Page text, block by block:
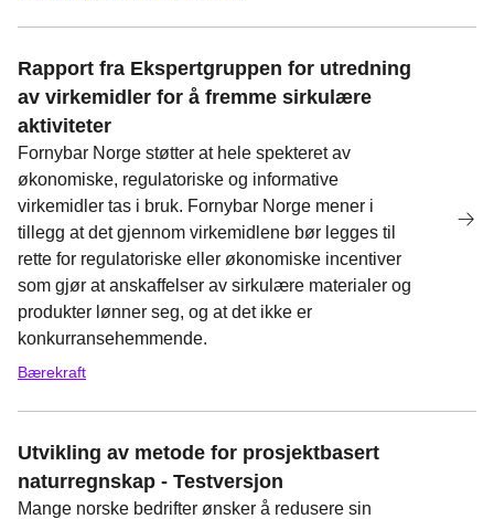
Rapport fra Ekspertgruppen for utredning
av virkemidler for å fremme sirkulære
aktiviteter
Fornybar Norge støtter at hele spekteret av
økonomiske, regulatoriske og informative
virkemidler tas i bruk. Fornybar Norge mener i
tillegg at det gjennom virkemidlene bør legges til
rette for regulatoriske eller økonomiske incentiver
som gjør at anskaffelser av sirkulære materialer og
produkter lønner seg, og at det ikke er
konkurransehemmende.
Bærekraft
Utvikling av metode for prosjektbasert
naturregnskap - Testversjon
Mange norske bedrifter ønsker å redusere sin